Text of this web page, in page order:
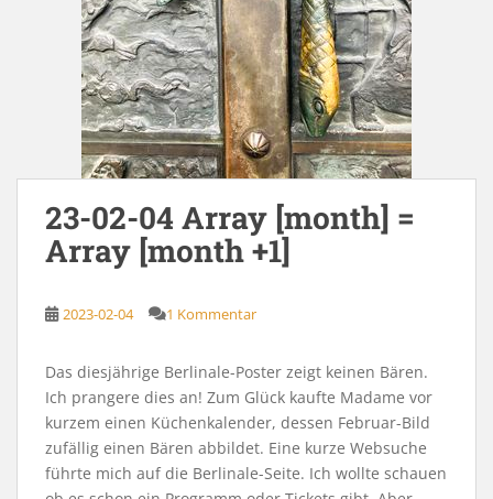
23-02-04 Array [month] =
Array [month +1]
2023-02-04 1 Kommentar
Das diesjährige Berlinale-Poster zeigt keinen Bären.
Ich prangere dies an! Zum Glück kaufte Madame vor
kurzem einen Küchenkalender, dessen Februar-Bild
zufällig einen Bären abbildet. Eine kurze Websuche
führte mich auf die Berlinale-Seite. Ich wollte schauen